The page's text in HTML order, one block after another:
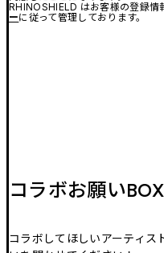
RHINOSHIELD はお客様の登録情
ーに従って管理しております。
コラボお願いBOX
コラボしてほしいアーティス